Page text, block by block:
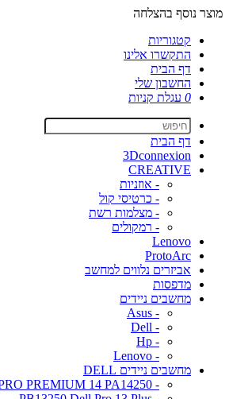
מוצר נוסף בהצלחה
קטגוריות
התקשרו אלינו
דף הבית
החשבון שלי
0 עגלת קניות
דף הבית
3Dconnexion
CREATIVE
- אוזניות
- כרטיסי קול
- מצלמות רשת
- רמקולים
Lenovo
ProtoArc
אביזרים נלווים למחשב
מדפסות
מחשבים ניידים
- Asus
- Dell
- Hp
- Lenovo
מחשבים ניידים DELL
- DELL PRO PREMIUM 14 PA14250